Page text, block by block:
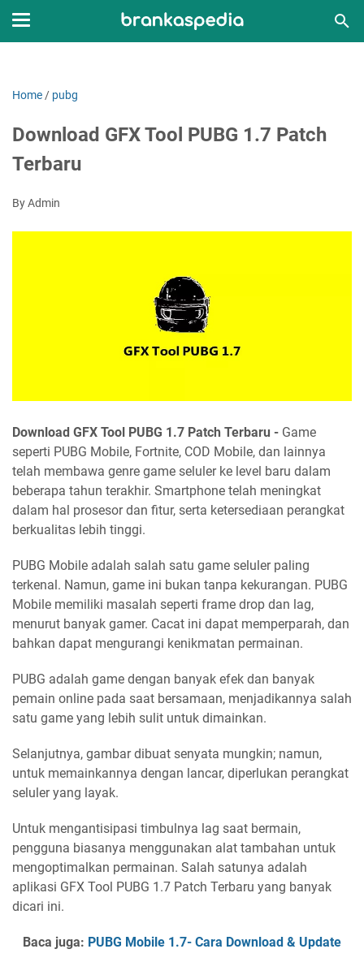
Home / pubg
Download GFX Tool PUBG 1.7 Patch
Terbaru
By Admin
Download GFX Tool PUBG 1.7 Patch Terbaru - Game
seperti PUBG Mobile, Fortnite, COD Mobile, dan lainnya
telah membawa genre game seluler ke level baru dalam
beberapa tahun terakhir. Smartphone telah meningkat
dalam hal prosesor dan fitur, serta ketersediaan perangkat
berkualitas lebih tinggi.
PUBG Mobile adalah salah satu game seluler paling
terkenal. Namun, game ini bukan tanpa kekurangan. PUBG
Mobile memiliki masalah seperti frame drop dan lag,
menurut banyak gamer. Cacat ini dapat memperparah, dan
bahkan dapat mengurangi kenikmatan permainan.
PUBG adalah game dengan banyak efek dan banyak
pemain online pada saat bersamaan, menjadikannya salah
satu game yang lebih sulit untuk dimainkan.
Selanjutnya, gambar dibuat senyata mungkin; namun,
untuk memainkannya dengan lancar, diperlukan perangkat
seluler yang layak.
Untuk mengantisipasi timbulnya lag saat bermain,
pengguna biasanya menggunakan alat tambahan untuk
mengoptimalkan permainan. Salah satunya adalah
aplikasi GFX Tool PUBG 1.7 Patch Terbaru yang banyak
dicari ini.
Baca juga: PUBG Mobile 1.7- Cara Download & Update